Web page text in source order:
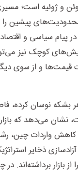
و ژوئیه است؛
پیشین را
پیام سیاسی و
کوچک نیز
قیمت‌ها و از سوی
اخیر حوالی 72 دلار در هر بشکه
افت، نشان می‌دهد که
واردات چین،
ذخایر
بازار برداشته‌اند.